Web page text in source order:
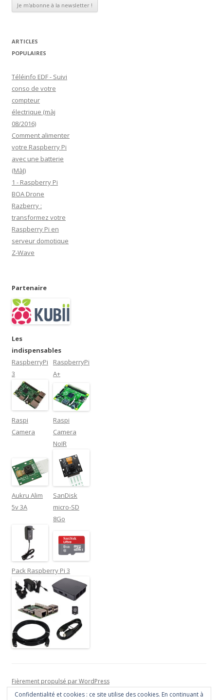
s
e
m
a
i
l
ARTICLES
POPULAIRES
Téléinfo EDF - Suivi
conso de votre
compteur
électrique (màj
08/2016)
Comment alimenter
votre Raspberry Pi
avec une batterie
(MàJ)
1 - Raspberry Pi
BOA Drone
Razberry :
transformez votre
Raspberry Pi en
serveur domotique
Z-Wave
Partenaire
Les
indispensables
RaspberryPi
3
RaspberryPi
A+
Raspi
Camera
Raspi
Camera
NoIR
Aukru Alim
5v 3A
SanDisk
micro-SD
8Go
Pack Raspberry Pi 3
Fièrement propulsé par WordPress
Confidentialité et cookies : ce site utilise des cookies. En continuant à